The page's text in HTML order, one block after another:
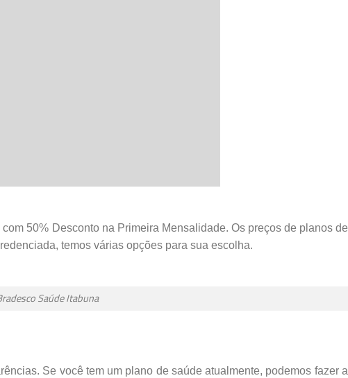
50% Desconto na Primeira Mensalidade. Os preços de planos
temos várias opções para sua escolha.
Saúde Itabuna
Se você tem um plano de saúde atualmente, podemos fazer